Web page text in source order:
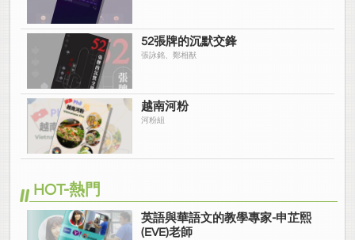
52張牌的沉默交鋒
張詠銘、鄭相猷
越南河粉
河粉組
HOT-熱門
英語與華語文的教學專家-申芷熙
(EVE)老師